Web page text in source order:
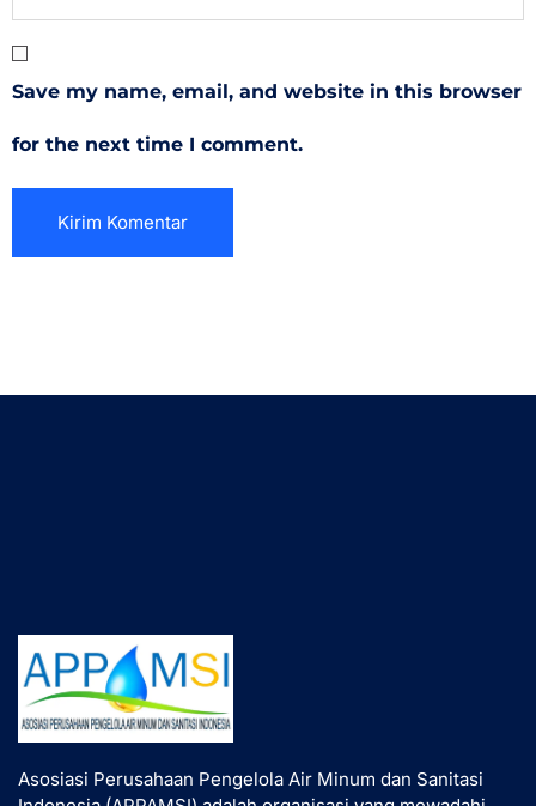
Save my name, email, and website in this browser
for the next time I comment.
Asosiasi Perusahaan Pengelola Air Minum dan Sanitasi